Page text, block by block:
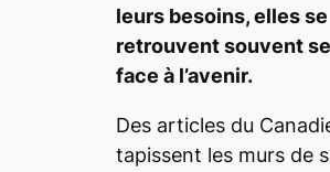
leurs besoins, elles se
retrouvent souvent
face à l’avenir.
Des articles du
tapissent les murs de